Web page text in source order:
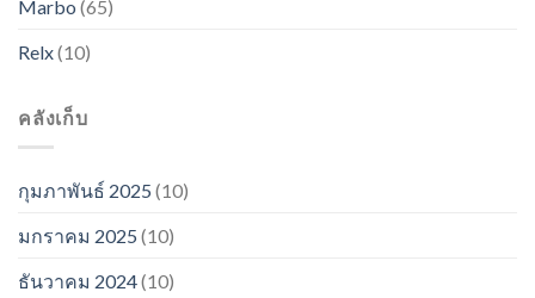
Marbo (65)
Relx(10)
คลังเก็บ
กุมภาพันธ์ 2025 (10)
มกราคม 2025 (10)
ธันวาคม 2024(10)